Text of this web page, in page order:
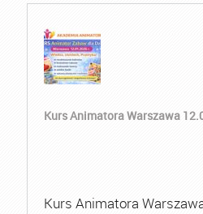
Kurs Animatora Warszawa
Kurs Animatora